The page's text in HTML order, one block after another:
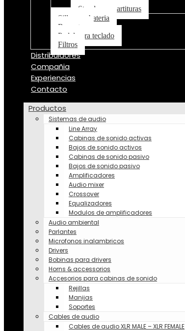
Stand para partituras
Silla para bateria
Baquetas
Pedal para teclado
Filtros
Distribuidores
Compañia
Experiencias
Contacto
Productos
Sistemas de audio
Line Array
Cabinas de sonido activas
Bajos de sonido activos
Cabinas de sonido pasivo
Bajos de sonido pasivo
Amplificadores
Audio mixer
Crossover
Equalizadores
Modulos de amplificadores
Audio ambiental
Parlantes
Microfonos inalambricos
Drivers
Bobinas para drivers
Horns & accessorios
Accesorios para cabinas de sonido
Rejillas
Manijas
Soportes
Cables de audio
Cables de audio XLR MALE – XLR FEMALE